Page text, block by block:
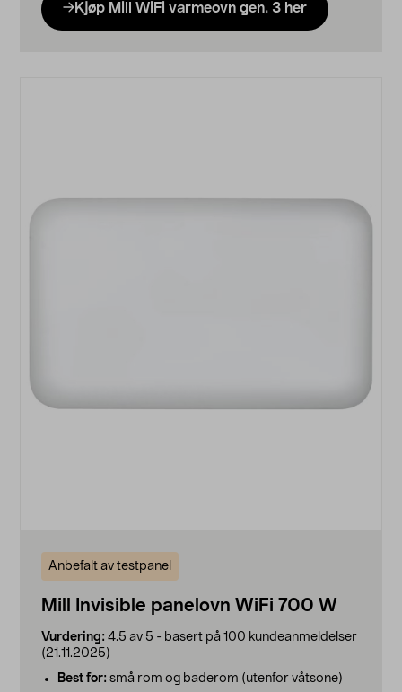
Kjøp Mill WiFi varmeovn gen. 3 her
Anbefalt av testpanel
Mill Invisible panelovn WiFi 700 W
Vurdering: 4.5 av 5 - basert på 100 kundeanmeldelser
(21.11.2025)
Best for: små rom og baderom (utenfor våtsone)